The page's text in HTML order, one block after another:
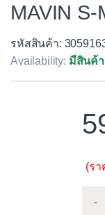
MAVIN S-
รหัสสินค้า:
Availability: มีสินค้า
(ร
-